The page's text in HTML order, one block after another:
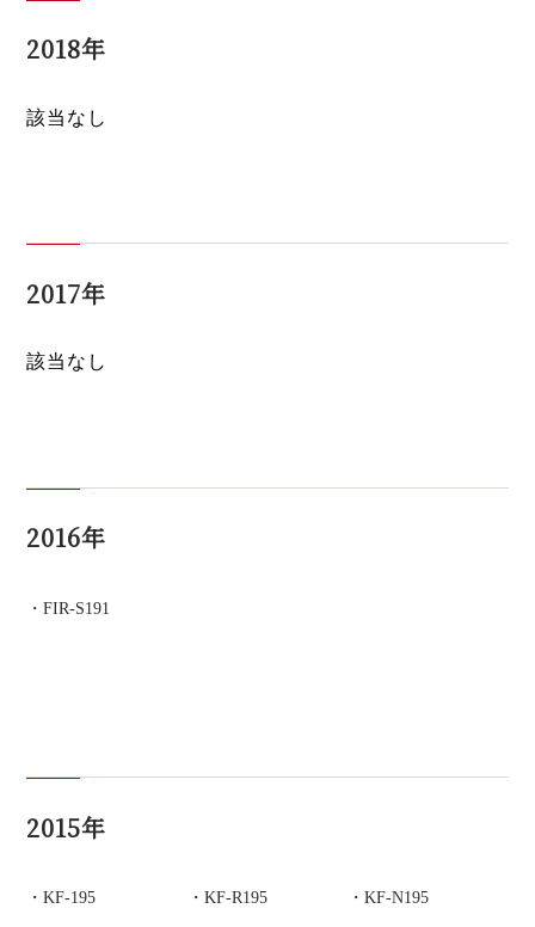
2018年
該当なし
2017年
該当なし
2016年
FIR-S191
2015年
KF-195 KF-R195 KF-N195